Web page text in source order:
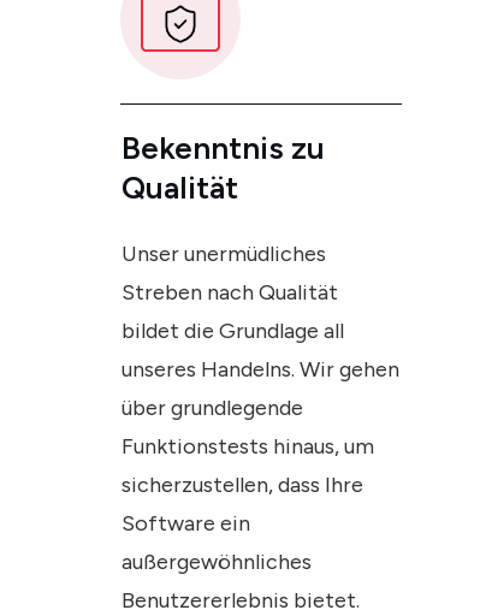
Bekenntnis zu
Qualität
Unser unermüdliches
Streben nach Qualität
bildet die Grundlage all
unseres Handelns. Wir gehen
über grundlegende
Funktionstests hinaus, um
sicherzustellen, dass Ihre
Software ein
außergewöhnliches
Benutzererlebnis bietet.